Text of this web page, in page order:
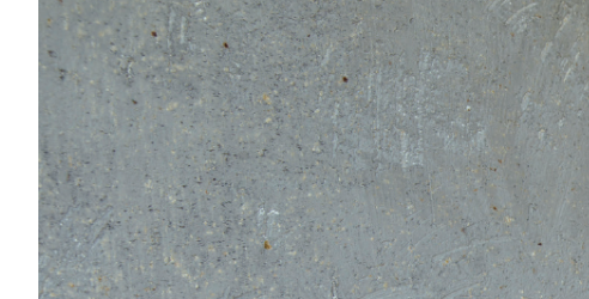
Zeige
grösseres